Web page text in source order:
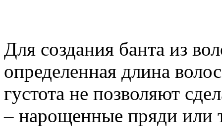
Для создания банта из
определенная длина
густота не позволяют
– нарощенные пряди или